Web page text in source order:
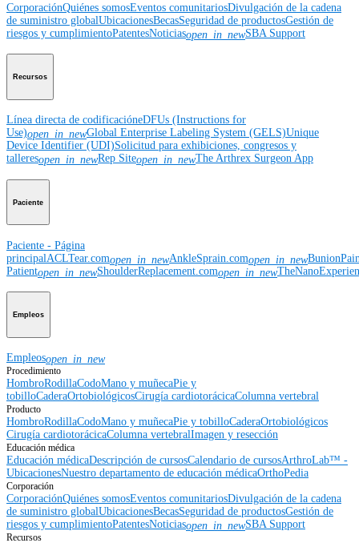
CorporaciónQuiénes somosEventos comunitariosDivulgación de la cadena
de suministro globalUbicacionesBecasSeguridad de productosGestión de
riesgos y cumplimientoPatentesNoticiasopen_in_newSBA Support
Recursos
Línea directa de codificacióneDFUs (Instructions for
Use)open_in_newGlobal Enterprise Labeling System (GELS)Unique
Device Identifier (UDI)Solicitud para exhibiciones, congresos y
talleresopen_in_newRep Siteopen_in_newThe Arthrex Surgeon App
Paciente
Paciente - Página
principal ACLTear.comopen_in_newAnkleSprain.comopen_in_new
Patientopen_in_newShoulderReplacement.comopen_in_new
Empleos
Empleosopen_in_new
Procedimiento
HombroRodillaCodoMano y muñecaPie y
tobilloCaderaOrtobiológicosCirugía cardiotorácicaColumna vertebral
Producto
HombroRodillaCodoMano y muñecaPie y tobilloCaderaOrtobiológicos
Cirugía cardiotorácicaColumna vertebralImagen y resección
Educación médica
Educación médicaDescripción de cursosCalendario de cursosArthroLab™ -
UbicacionesNuestro departamento de educación médicaOrthoPedia
Corporación
CorporaciónQuiénes somosEventos comunitariosDivulgación de la cadena
de suministro globalUbicacionesBecasSeguridad de productosGestión de
riesgos y cumplimientoPatentesNoticiasopen_in_newSBA Support
Recursos